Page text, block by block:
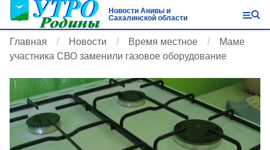
Новости Анивы и
Сахалинской области
Главная Новости Время местное
Маме
участника СВО заменили газовое оборудование